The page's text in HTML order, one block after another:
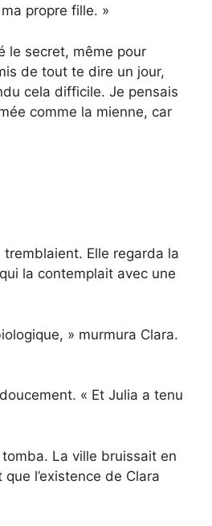
propre fille. »
le secret, même pour
de tout te dire un jour,
cela difficile. Je pensais
comme la mienne, car
Elle regarda la
la contemplait avec une
» murmura Clara.
« Et Julia a tenu
La ville bruis­sait en
l’existence de Clara